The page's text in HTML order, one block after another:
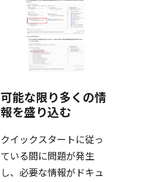
可能な限り多くの情
報を盛り込む
クイックスタートに従っ
ている間に問題が発生
し、必要な情報がドキュ